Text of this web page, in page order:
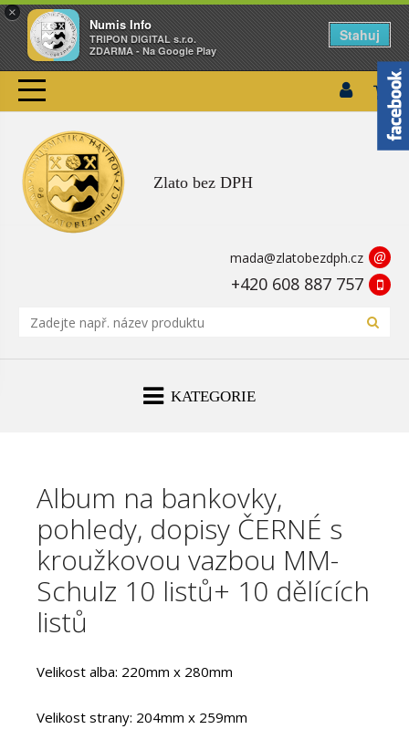
×
Numis Info
TRIPON DIGITAL s.r.o.
ZDARMA - Na Google Play
Stahuj
Zlato bez DPH
mada@zlatobezdph.cz @
+420 608 887 757
KATEGORIE
Album na bankovky,
pohledy, dopisy ČERNÉ s
kroužkovou vazbou MM-
Schulz 10 listů+ 10 dělících
listů
Velikost alba: 220mm x 280mm
Velikost strany: 204mm x 259mm